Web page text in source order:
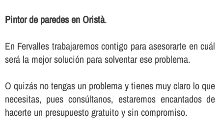
Pintor de paredes en Oristà.
En Fervalles trabajaremos contigo para asesorarte en cuál
será la mejor solución para solventar ese problema.
O quizás no tengas un problema y tienes muy claro lo que
necesitas, pues consúltanos, estaremos encantados de
hacerte un presupuesto gratuito y sin compromiso.